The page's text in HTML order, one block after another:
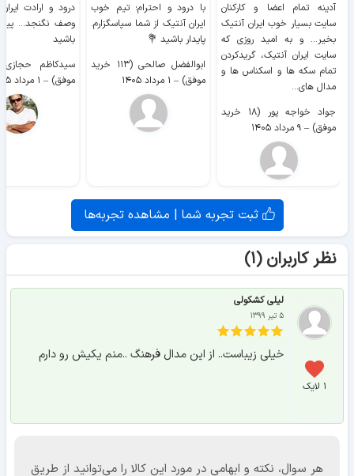
آدینه تمام اعضا و کارکنان
سایت بسیار خوب ايران آنتیک
بخیر... و به امید روزی که
سایت ايران آنتیک، گریدکردن
تمام سکه ها و اسکناس ها و
مدال های...
جواد خواجه پور (۱۸ خرید
موفق) – ۹ مرداد ۱۴۰۵
با درود و احترام؛ تیم خوب
ایران آنتیک از شما سپاسگزارم.
پایدار باشید 💐
ابوالفضل صالحی (۱۱۳ خرید
موفق) – ۱ مرداد ۱۴۰۵
درود و ارادت
وصف نگنجد...
باشید
موفق) – ۱ مرداد ۱۴۰۵
ثبت تجربه شما | مشاهده تجربه‌ها
نظر کاربران (۱)
۱ لایک
لیلی کشکولی
۵ تیر ۱۳۹۹
خیلی زیباست.. از این مدال فرهنگ ..منم یکیش رو دارم
هر سوال، نکته و ابهامی در مورد این کالا را می‌توانید از طریق